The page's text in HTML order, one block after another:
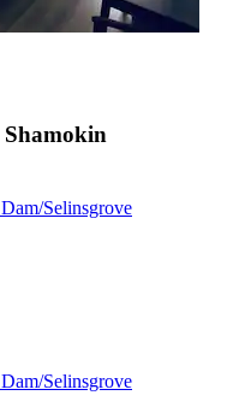
Selinsgrove
Selinsgrove